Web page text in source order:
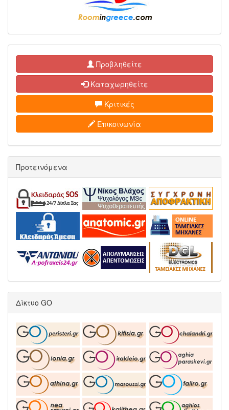
Προβληθείτε
Καταχωρηθείτε
Κριτικές
Επικοινωνία
Προτεινόμενα
Δίκτυο GO